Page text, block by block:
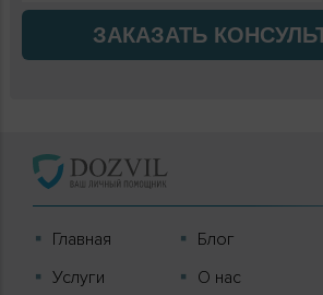
ЗАКАЗАТЬ
Главная
Услуги
Блог
О нас